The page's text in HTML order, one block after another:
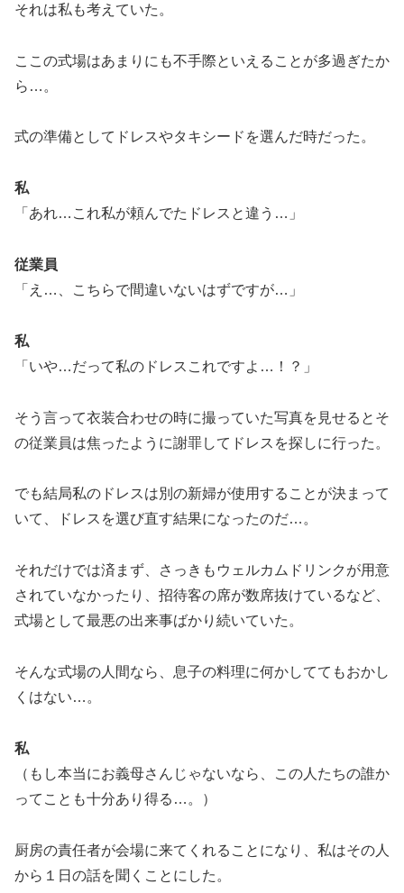
それは私も考えていた。
ここの式場はあまりにも不手際といえることが多過ぎたか
ら…。
式の準備としてドレスやタキシードを選んだ時だった。
私
「あれ…これ私が頼んでたドレスと違う…」
従業員
「え…、こちらで間違いないはずですが…」
私
「いや…だって私のドレスこれですよ…！？」
そう言って衣装合わせの時に撮っていた写真を見せるとそ
の従業員は焦ったように謝罪してドレスを探しに行った。
でも結局私のドレスは別の新婦が使用することが決まって
いて、ドレスを選び直す結果になったのだ…。
それだけでは済まず、さっきもウェルカムドリンクが用意
されていなかったり、招待客の席が数席抜けているなど、
式場として最悪の出来事ばかり続いていた。
そんな式場の人間なら、息子の料理に何かしててもおかし
くはない…。
私
（もし本当にお義母さんじゃないなら、この人たちの誰か
ってことも十分あり得る…。）
厨房の責任者が会場に来てくれることになり、私はその人
から１日の話を聞くことにした。